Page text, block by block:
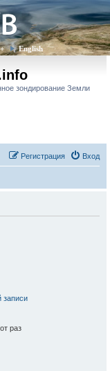
English
зондирование Земли
Вход
Регистрация
записи
раз